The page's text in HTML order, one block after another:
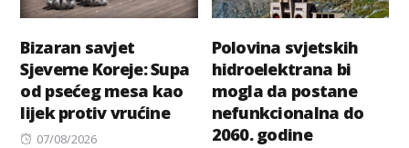
Bizaran savjet
Sjeverne Koreje: Supa
od psećeg mesa kao
lijek protiv vrućine
Posted
07/08/2026
Polovina svjetskih
hidroelektrana bi
mogla da postane
nefunkcionalna do
2060. godine